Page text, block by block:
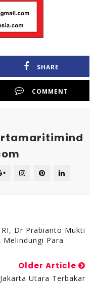
SHARE
COMMENT
Dr Prabianto Mukti
Melindungi Para
Older Article
Utara Terbakar